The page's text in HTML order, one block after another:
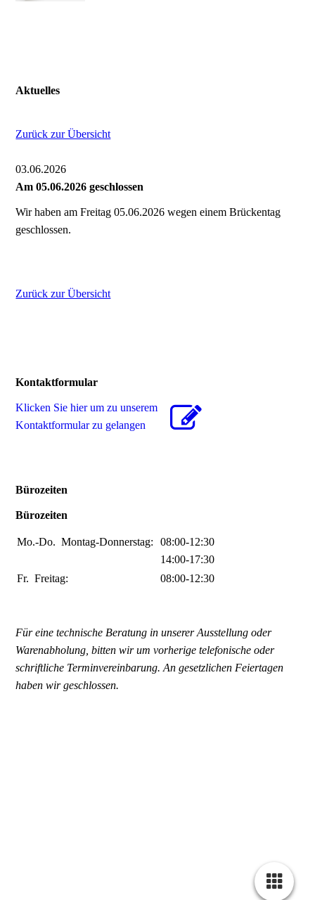
Aktuelles
Zurück zur Übersicht
03.06.2026
Am 05.06.2026 geschlossen
Wir haben am Freitag 05.06.2026 wegen einem Brückentag
geschlossen.
Zurück zur Übersicht
Kontaktformular
Klicken Sie hier um zu unserem
Kon­takt­for­mu­lar zu gelangen
Bürozeiten
Bürozeiten
Mo.-Do.Montag-Donnerstag:
08:00-12:30
14:00-17:30
Fr.Freitag: 08:00-12:30
Für eine technische Beratung in unserer Ausstellung oder
Warenabholung, bitten wir um vorherige telefonische oder
schriftliche Terminvereinbarung. An gesetzlichen Feiertagen
haben wir geschlossen.